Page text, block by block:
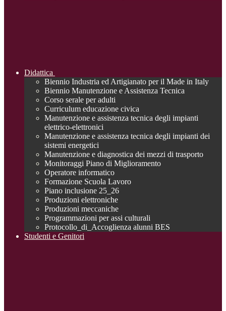
Didattica
Biennio Industria ed Artigianato per il Made in Italy
Biennio Manutenzione e Assistenza Tecnica
Corso serale per adulti
Curriculum educazione civica
Manutenzione e assistenza tecnica degli impianti
elettrico-elettronici
Manutenzione e assistenza tecnica degli impianti dei
sistemi energetici
Manutenzione e diagnostica dei mezzi di trasporto
Monitoraggi Piano di Miglioramento
Operatore informatico
Formazione Scuola Lavoro
Piano inclusione 25_26
Produzioni elettroniche
Produzioni meccaniche
Programmazioni per assi culturali
Protocollo_di_Accoglienza alunni BES
Studenti e Genitori